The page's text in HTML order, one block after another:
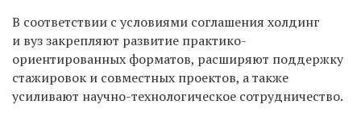
В соответствии с условиями соглашения холдинг
и вуз закрепляют развитие практико-
ориентированных форматов, расширяют поддержку
стажировок и совместных проектов, а также
усиливают научно-технологическое сотрудничество.